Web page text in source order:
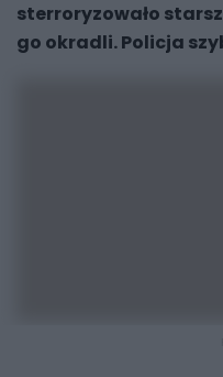
sterroryzowało
go okradli. Policja